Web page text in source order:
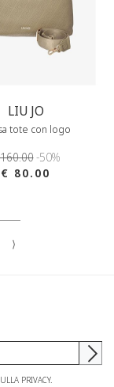
LIU JO
tote con logo
-50%
€ 80.00
⟩
PRIVACY.